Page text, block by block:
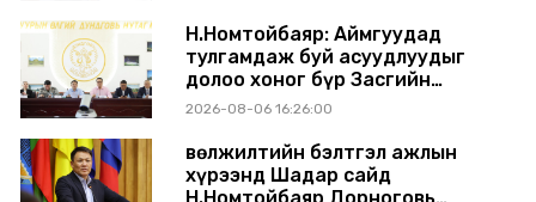
Н.Номтойбаяр: Аймгуудад
тулгамдаж буй асуудлуудыг
долоо хоног бүр Засгийн
газрын хуралдаанд
2026-08-06 16:26:00
Өвөлжилтийн бэлтгэл ажлын
хүрээнд Шадар сайд
Н.Номтойбаяр Дорноговь